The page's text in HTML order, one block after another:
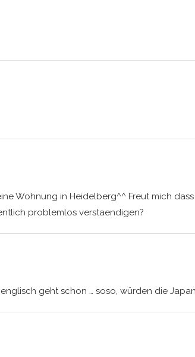
Wohnung in Heidelberg^^ Freut mich
problemlos verstaendigen?
geht schon … soso, würden die